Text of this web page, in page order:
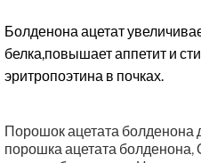
Болденона ацетат
белка,повышает аппетит и
эритропоэтина в почках.
Порошок ацетата болденона
порошка ацетата болденона,